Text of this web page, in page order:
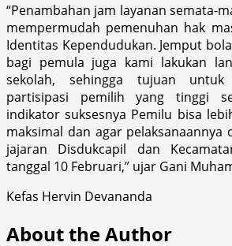
“Penambahan jam layanan semata-
mempermudah pemenuhan hak
Identitas Kependudukan. Jemput
bagi pemula juga kami lakukan
sekolah, sehingga tujuan
partisipasi pemilih yang tinggi
indikator suksesnya Pemilu bisa
maksimal dan agar pelaksanaannya
jajaran Disdukcapil dan
tanggal 10 Februari,” ujar Gani
Kefas Hervin Devananda
About the Author